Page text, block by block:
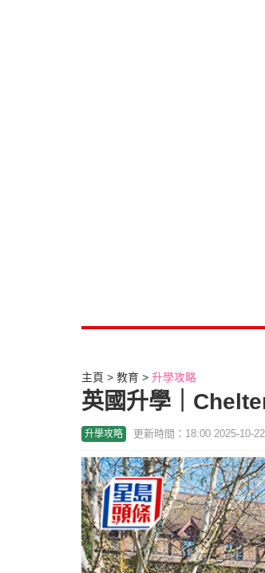
主頁 教育 升學攻略
英國升學｜
升學攻略 更新時間：18:00 2025-10-